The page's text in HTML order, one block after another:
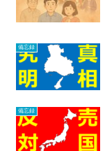
備忘録
備忘録